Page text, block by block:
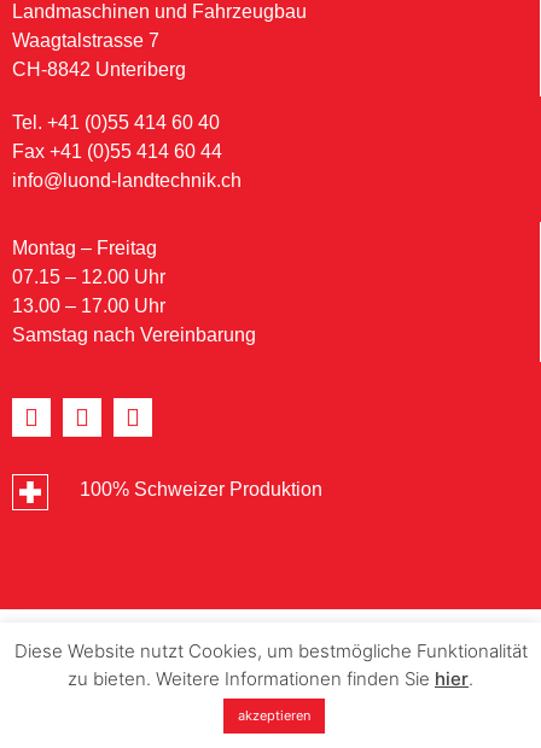
Landmaschinen und Fahrzeugbau
Waagtalstrasse 7
CH-8842 Unteriberg
Tel. +41 (0)55 414 60 40
Fax +41 (0)55 414 60 44
info@luond-landtechnik.ch
Montag – Freitag
07.15 – 12.00 Uhr
13.00 – 17.00 Uhr
Samstag nach Vereinbarung
100% Schweizer Produktion
Diese Website nutzt Cookies, um bestmögliche Funktionalität
zu bieten. Weitere Informationen finden Sie hier.
akzeptieren